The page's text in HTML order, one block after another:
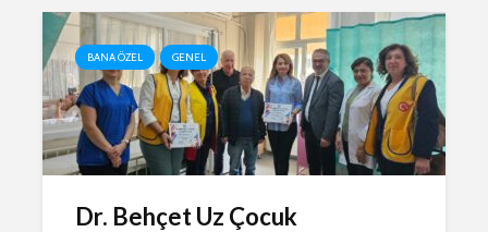
BANA ÖZEL GENEL
Dr. Behçet Uz Çocuk